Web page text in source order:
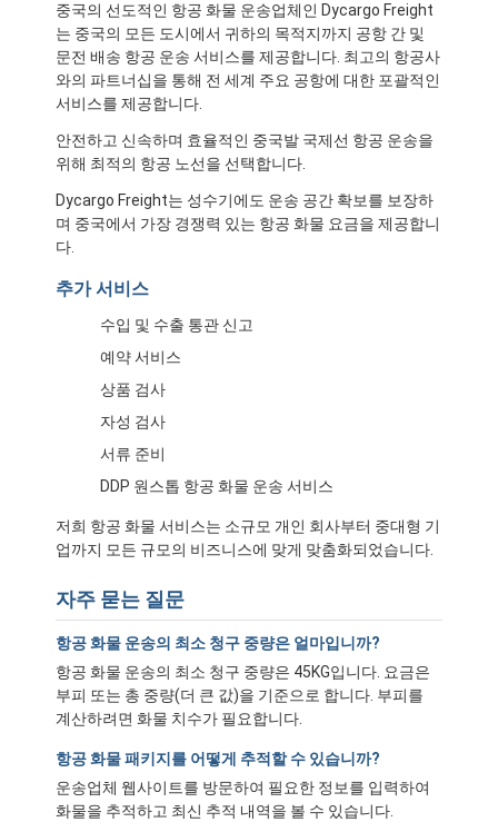
홈
제품 소개
회사 소개
중국의 선도적인 항공 화물 운송업체인 Dycargo Freight
는 중국의 모든 도시에서 귀하의 목적지까지 공항 간 및
문전 배송 항공 운송 서비스를 제공합니다. 최고의 항공사
와의 파트너십을 통해 전 세계 주요 공항에 대한 포괄적인
서비스를 제공합니다.
안전하고 신속하며 효율적인 중국발 국제선 항공 운송을
위해 최적의 항공 노선을 선택합니다.
Dycargo Freight는 성수기에도 운송 공간 확보를 보장하
며 중국에서 가장 경쟁력 있는 항공 화물 요금을 제공합니
다.
추가 서비스
수입 및 수출 통관 신고
예약 서비스
상품 검사
자성 검사
서류 준비
DDP 원스톱 항공 화물 운송 서비스
저희 항공 화물 서비스는 소규모 개인 회사부터 중대형 기
업까지 모든 규모의 비즈니스에 맞게 맞춤화되었습니다.
자주 묻는 질문
항공 화물 운송의 최소 청구 중량은 얼마입니까?
항공 화물 운송의 최소 청구 중량은 45KG입니다. 요금은
부피 또는 총 중량(더 큰 값)을 기준으로 합니다. 부피를
계산하려면 화물 치수가 필요합니다.
항공 화물 패키지를 어떻게 추적할 수 있습니까?
운송업체 웹사이트를 방문하여 필요한 정보를 입력하여
화물을 추적하고 최신 추적 내역을 볼 수 있습니다.